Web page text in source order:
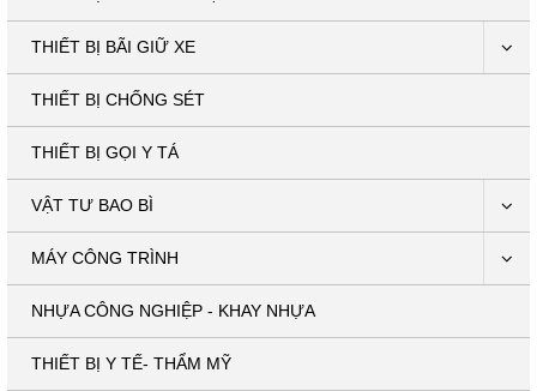
THIẾT BỊ BÃI GIỮ XE
THIẾT BỊ CHỐNG SÉT
THIẾT BỊ GỌI Y TÁ
VẬT TƯ BAO BÌ
MÁY CÔNG TRÌNH
NHỰA CÔNG NGHIỆP - KHAY NHỰA
THIẾT BỊ Y TẾ- THẨM MỸ